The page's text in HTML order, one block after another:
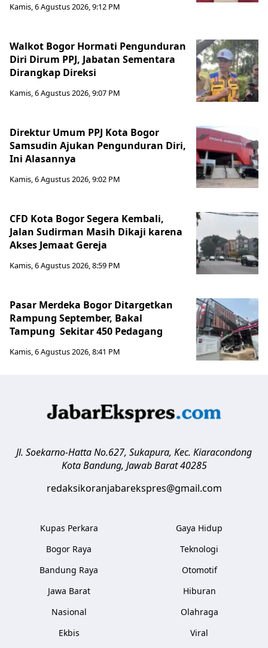
Kamis, 6 Agustus 2026, 9:12 PM
Walkot Bogor Hormati Pengunduran
Diri Dirum PPJ, Jabatan Sementara
Dirangkap Direksi
Kamis, 6 Agustus 2026, 9:07 PM
Direktur Umum PPJ Kota Bogor
Samsudin Ajukan Pengunduran Diri,
Ini Alasannya
Kamis, 6 Agustus 2026, 9:02 PM
CFD Kota Bogor Segera Kembali,
Jalan Sudirman Masih Dikaji karena
Akses Jemaat Gereja
Kamis, 6 Agustus 2026, 8:59 PM
Pasar Merdeka Bogor Ditargetkan
Rampung September, Bakal
Tampung Sekitar 450 Pedagang
Kamis, 6 Agustus 2026, 8:41 PM
Jl. Soekarno-Hatta No.627, Sukapura, Kec. Kiaracondong
Kota Bandung, Jawab Barat 40285
redaksikoranjabarekspres@gmail.com
Kupas Perkara
Bogor Raya
Bandung Raya
Jawa Barat
Nasional
Ekbis
Gaya Hidup
Teknologi
Otomotif
Hiburan
Olahraga
Viral